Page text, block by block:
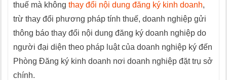
thuế mà không thay đổi nội dung đăng ký kinh doanh,
trừ thay đổi phương pháp tính thuế, doanh nghiệp gửi
thông báo thay đổi nội dung đăng ký doanh nghiệp do
người đại diện theo pháp luật của doanh nghiệp ký đến
Phòng Đăng ký kinh doanh nơi doanh nghiệp đặt trụ sở
chính.